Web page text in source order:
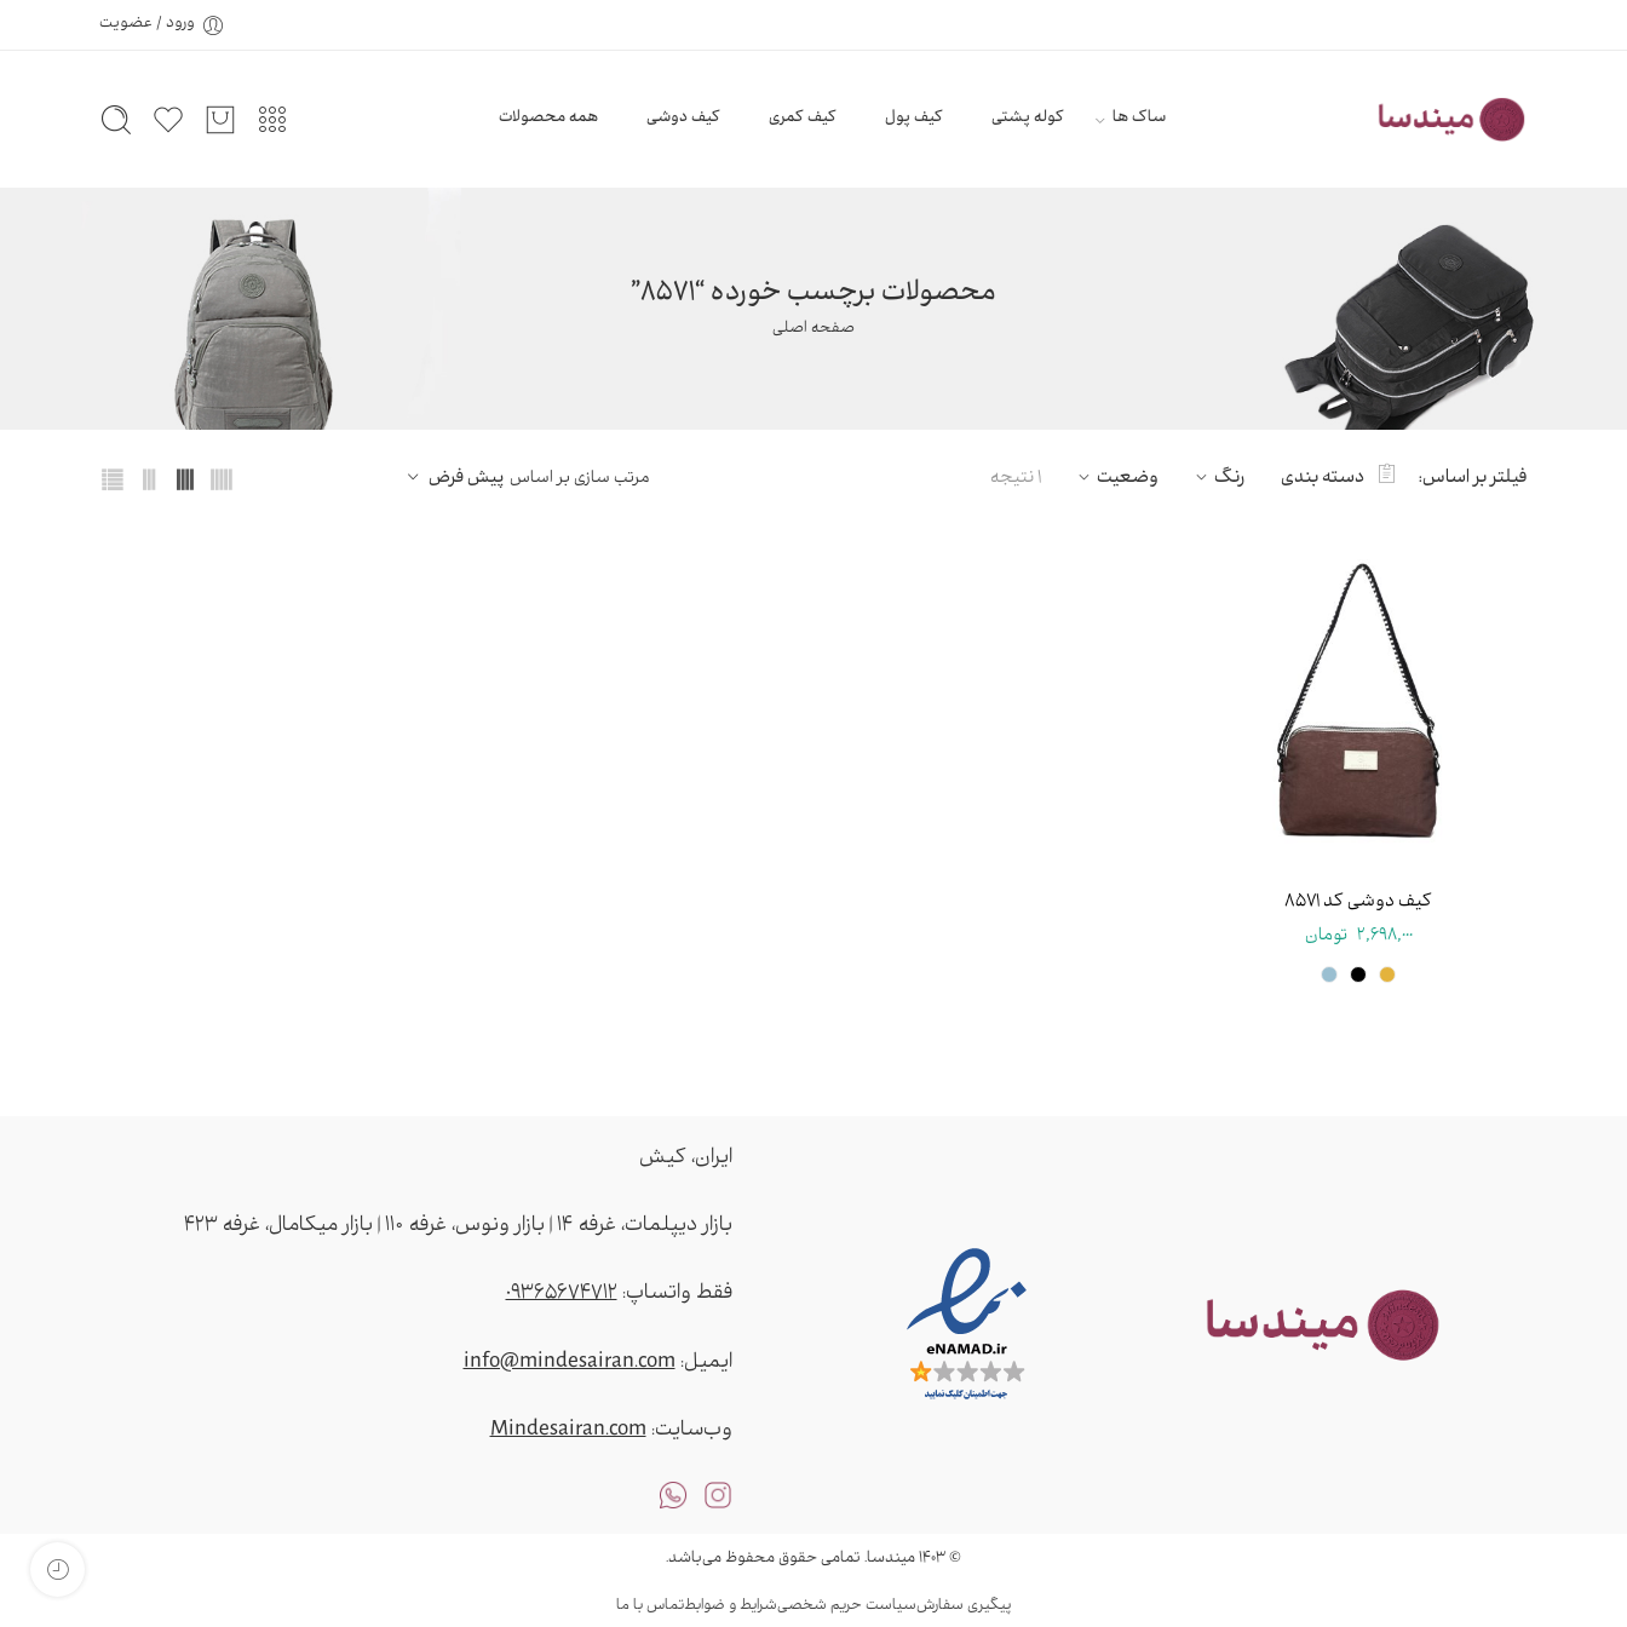
ورود / عضویت
ساک ها کوله پشتی کیف پول کیف کمری کیف دوشی همه محصولات
محصولات برچسب خورده “8571”
صفحه اصلی
فیلتر بر اساس: دسته بندی رنگ وضعیت 1 نتیجه مرتب سازی بر اساس پیش فرض
کیف دوشی کد ۸۵۷۱
2,698,000 تومان
ایران، کیش
بازار دیپلمات، غرفه ۱۴ | بازار ونوس، غرفه ۱۱۰ | بازار میکامال، غرفه ۴2۳
فقط واتساپ:09365674712
ایمیل:info@mindesairan.com
وب‌سایت:Mindesairan.com
© ۱۴۰۳ میندسا. تمامی حقوق محفوظ می‌باشد.
پیگیری سفارشسیاست حریم شخصیشرایط و ضوابطتماس با ما